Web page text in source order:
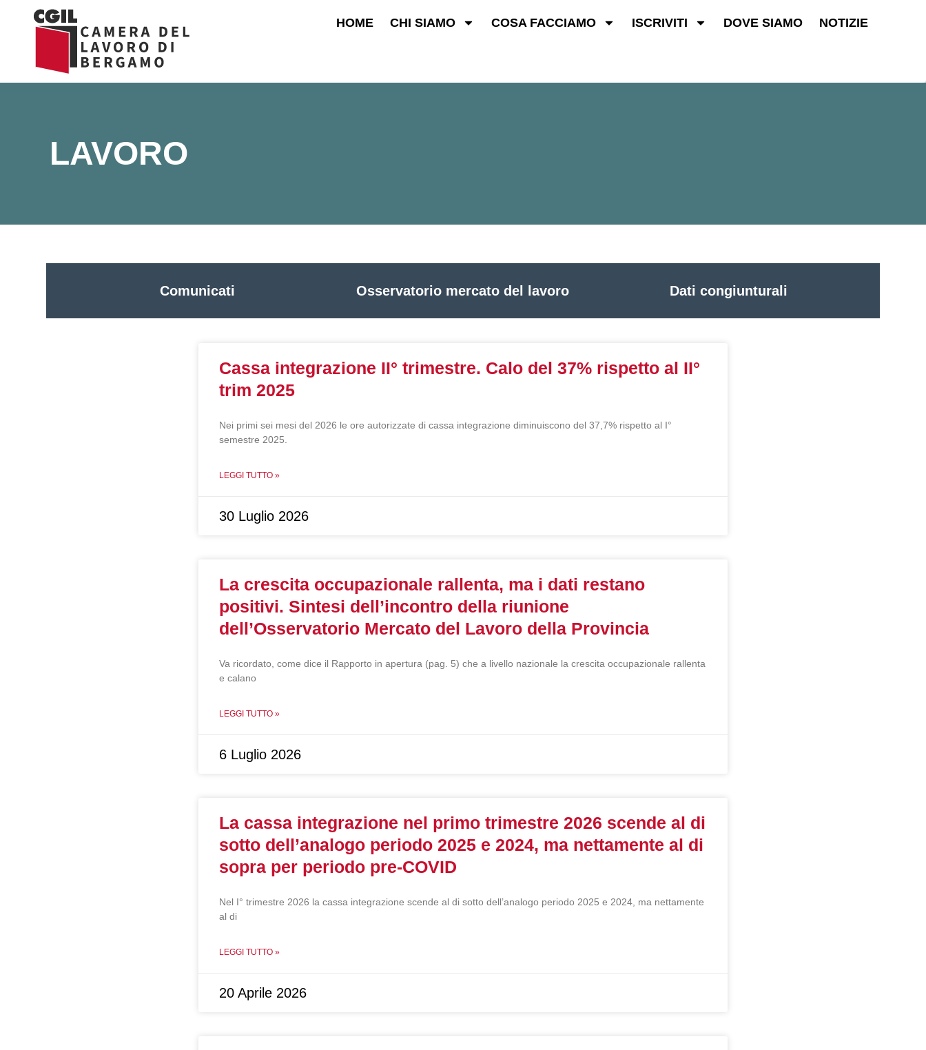
HOME CHI SIAMO COSA FACCIAMO ISCRIVITI DOVE SIAMO NOTIZIE
LAVORO
Comunicati Osservatorio mercato del lavoro Dati congiunturali
Cassa integrazione II° trimestre. Calo del 37% rispetto al II°
trim 2025
Nei primi sei mesi del 2026 le ore autorizzate di cassa integrazione diminuiscono del 37,7% rispetto al I°
semestre 2025.
LEGGI TUTTO »
30 Luglio 2026
La crescita occupazionale rallenta, ma i dati restano
positivi. Sintesi dell’incontro della riunione
dell’Osservatorio Mercato del Lavoro della Provincia
Va ricordato, come dice il Rapporto in apertura (pag. 5) che a livello nazionale la crescita occupazionale rallenta
e calano
LEGGI TUTTO »
6 Luglio 2026
La cassa integrazione nel primo trimestre 2026 scende al di
sotto dell’analogo periodo 2025 e 2024, ma nettamente al di
sopra per periodo pre-COVID
Nel I° trimestre 2026 la cassa integrazione scende al di sotto dell’analogo periodo 2025 e 2024, ma nettamente
al di
LEGGI TUTTO »
20 Aprile 2026
a
n
a
n
a
n
a
n